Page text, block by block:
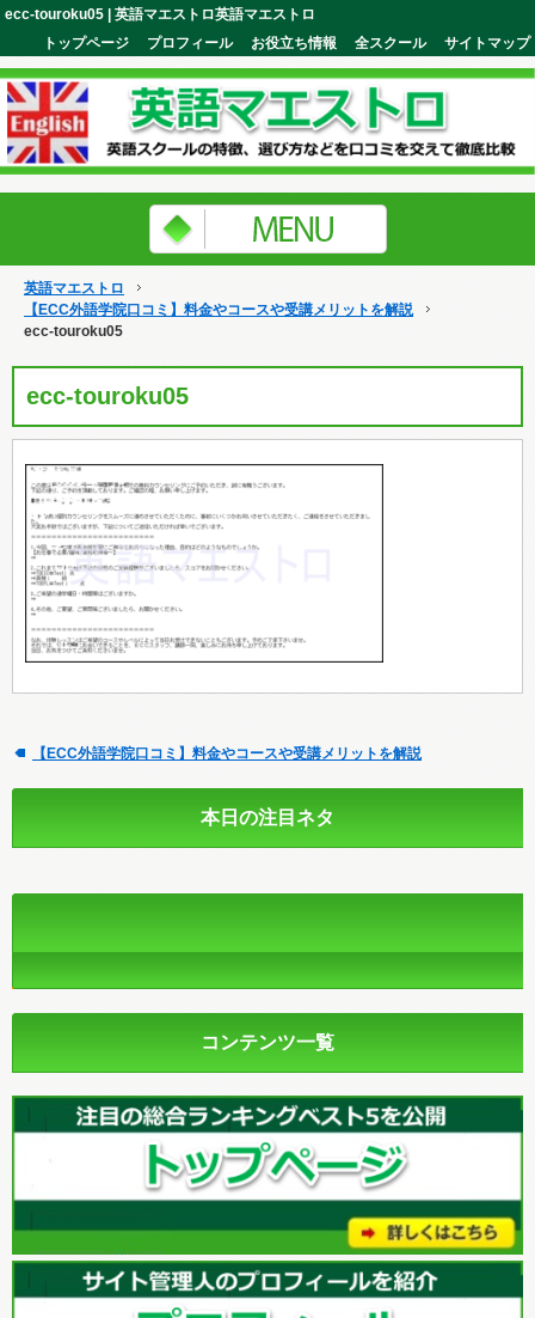
ecc-touroku05 | 英語マエストロ英語マエストロ
サイトマップ
全スクール
お役立ち情報
プロフィール
トップページ
英語マエストロ
【ECC外語学院口コミ】料金やコースや受講メリットを解説
ecc-touroku05
ecc-touroku05
【ECC外語学院口コミ】料金やコースや受講メリットを解説
本日の注目ネタ
コンテンツ一覧